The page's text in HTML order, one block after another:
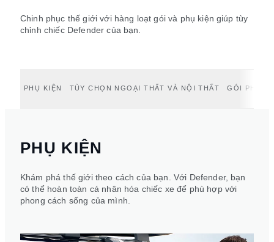
Chinh phục thế giới với hàng loạt gói và phụ kiện giúp tùy
chỉnh chiếc Defender của bạn.
PHỤ KIỆN TÙY CHỌN NGOẠI THẤT VÀ NỘI THẤT GÓI PHỤ
PHỤ KIỆN
Khám phá thế giới theo cách của bạn. Với Defender, bạn
có thể hoàn toàn cá nhân hóa chiếc xe để phù hợp với
phong cách sống của mình.